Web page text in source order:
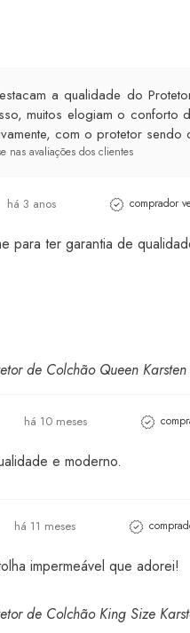
a qualidade do
muitos elogiam o
com o protetor
nas avaliações dos clientes
há 3 anos comprador
para ter garantia de
de Colchão Queen
há 10 meses
e moderno.
há 11 meses
impermeável que adorei!
de Colchão King Size